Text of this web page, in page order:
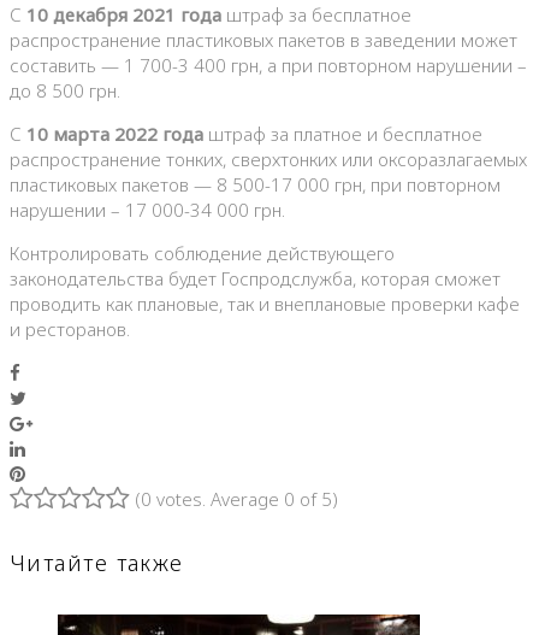
С 10 декабря 2021 года штраф за бесплатное
распространение пластиковых пакетов в заведении может
составить — 1 700-3 400 грн, а при повторном нарушении –
до 8 500 грн.
С 10 марта 2022 года штраф за платное и бесплатное
распространение тонких, сверхтонких или оксоразлагаемых
пластиковых пакетов — 8 500-17 000 грн, при повторном
нарушении – 17 000-34 000 грн.
Контролировать соблюдение действующего
законодательства будет Госпродслужба, которая сможет
проводить как плановые, так и внеплановые проверки кафе
и ресторанов.
Google+
LinkedIn
Pinterest
(0 votes . Average 0 of 5)
Читайте также